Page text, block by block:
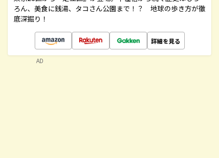
ろん、美食に銭湯、タコさん公園まで！？ 地球の歩き方が徹
底深掘り！
詳細を見る
AD